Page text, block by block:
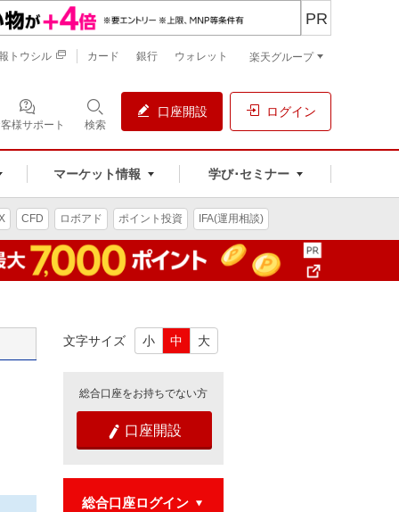
様サポート 検索
口座開設 ログイン
マーケット情報 学び･セミナー
PR
トウシル カード 銀行 ウォレット 楽天グループ
CFD ロボアド ポイント投資 IFA(運用相談)
文字サイズ 小 中 大
総合口座をお持ちでない方
 口座開設
総合口座ログイン